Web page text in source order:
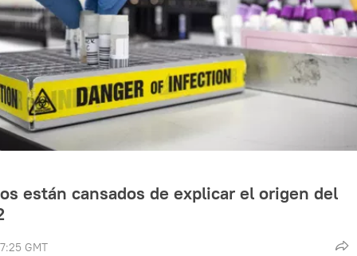
están cansados de explicar el origen del
GMT